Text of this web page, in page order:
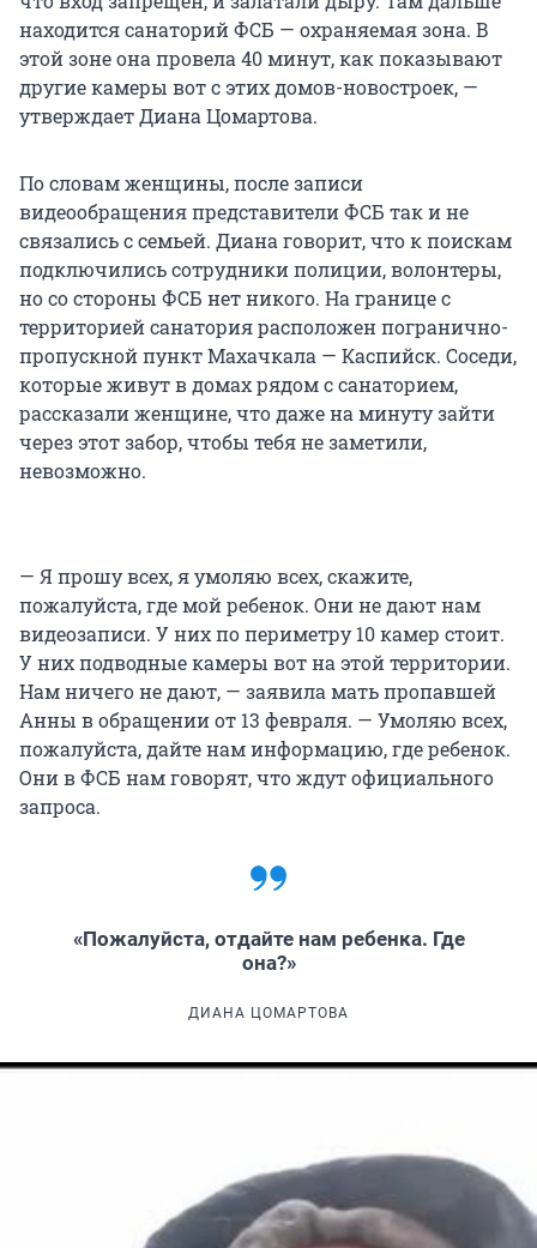
находится санаторий ФСБ — охраняемая зона. В
этой зоне она провела 40 минут, как показывают
другие камеры вот с этих домов-новостроек, —
утверждает Диана Цомартова.
По словам женщины, после записи
видеообращения представители ФСБ так и не
связались с семьей. Диана говорит, что к поискам
подключились сотрудники полиции, волонтеры,
но со стороны ФСБ нет никого. На границе с
территорией санатория расположен погранично-
пропускной пункт Махачкала — Каспийск. Соседи,
которые живут в домах рядом с санаторием,
рассказали женщине, что даже на минуту зайти
через этот забор, чтобы тебя не заметили,
невозможно.
— Я прошу всех, я умоляю всех, скажите,
пожалуйста, где мой ребенок. Они не дают нам
видеозаписи. У них по периметру 10 камер стоит.
У них подводные камеры вот на этой территории.
Нам ничего не дают, — заявила мать пропавшей
Анны в обращении от 13 февраля. — Умоляю всех,
пожалуйста, дайте нам информацию, где ребенок.
Они в ФСБ нам говорят, что ждут официального
запроса.
«Пожалуйста, отдайте нам ребенка. Где
она?»
ДИАНА ЦОМАРТОВА